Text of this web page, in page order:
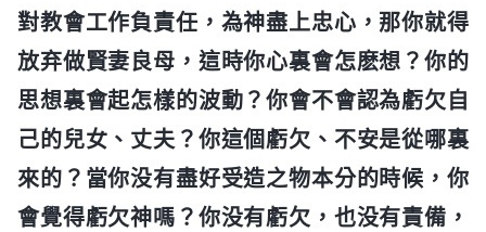
對教會工作負責任，為神盡上忠心，那你就得
放弃做賢妻良母，這時你心裏會怎麽想？你的
思想裏會起怎樣的波動？你會不會認為虧欠自
己的兒女、丈夫？你這個虧欠、不安是從哪裏
來的？當你没有盡好受造之物本分的時候，你
會覺得虧欠神嗎？你没有虧欠，也没有責備，